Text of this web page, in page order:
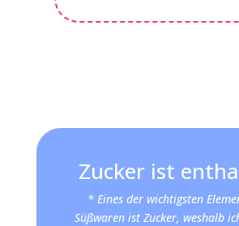
Zucker ist
* Eines der wichtigsten
Süßwaren ist Zucker, weshalb